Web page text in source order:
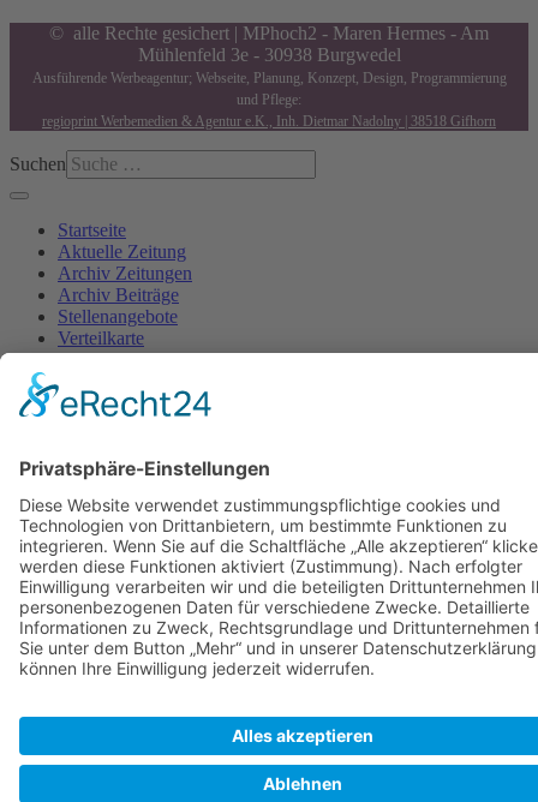
© alle Rechte gesichert | MPhoch2 - Maren Hermes - Am
Mühlenfeld 3e - 30938 Burgwedel
Ausführende Werbeagentur; Webseite, Planung, Konzept, Design, Programmierung
und Pflege:
regioprint Werbemedien & Agentur e.K., Inh. Dietmar Nadolny | 38518 Gifhorn
Suchen
Startseite
Aktuelle Zeitung
Archiv Zeitungen
Archiv Beiträge
Stellenangebote
Verteilkarte
Erscheinungstermine
AGB
Kontakt
Cookie-Einstellung